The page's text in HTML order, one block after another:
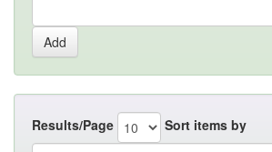
Results/Page Sort items by